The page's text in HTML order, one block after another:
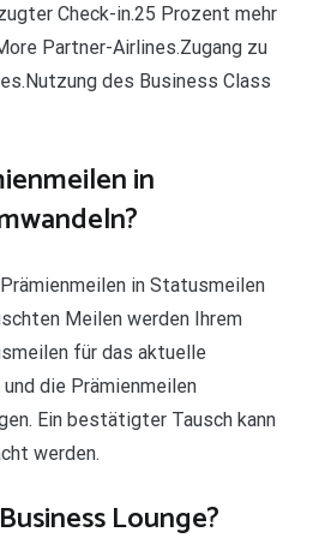
Check-in.25 Prozent mehr
Partner-Airlines.Zugang zu
des Business Class
in
in Statusmeilen
Meilen werden Ihrem
für das aktuelle
die Prämienmeilen
Ein bestätigter Tausch kann
werden.
Lounge?